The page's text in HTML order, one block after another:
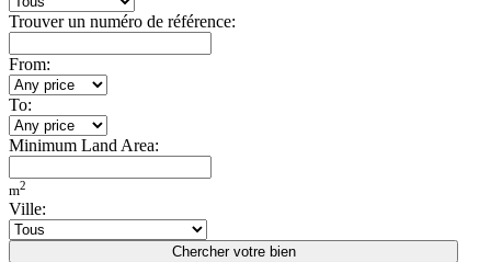
Trouver un numéro de référence:
From:
To:
Minimum Land Area:
m2
Ville:
Chercher votre bien